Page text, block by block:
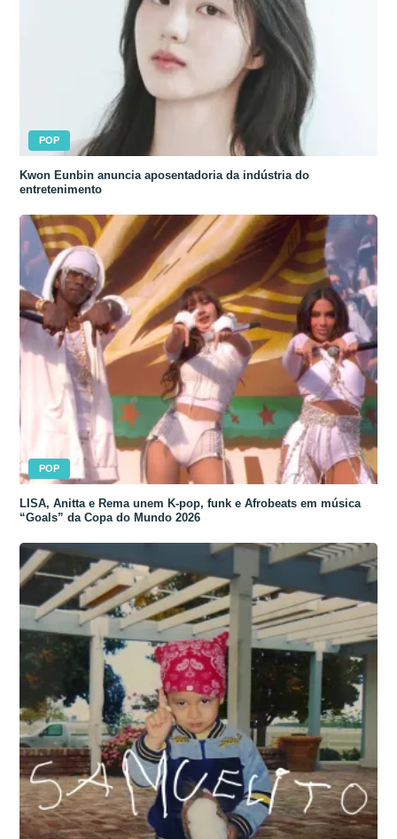
POP
Kwon Eunbin anuncia aposentadoria da indústria do
entretenimento
POP
LISA, Anitta e Rema unem K-pop, funk e Afrobeats em música
“Goals” da Copa do Mundo 2026